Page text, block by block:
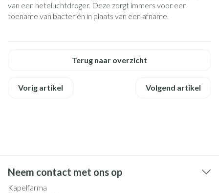
van een heteluchtdroger. Deze zorgt immers voor een
toename van bacteriën in plaats van een afname.
Terug naar overzicht
Vorig artikel Volgend artikel
Neem contact met ons op
Kapelfarma